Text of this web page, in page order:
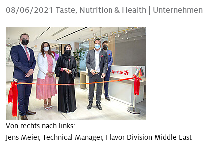
Unsere Geschichten
08/06/2021 Taste, Nutrition & Health Unternehmen
Von rechts nach links:
Jens Meier, Technical Manager, Flavor Division Middle East